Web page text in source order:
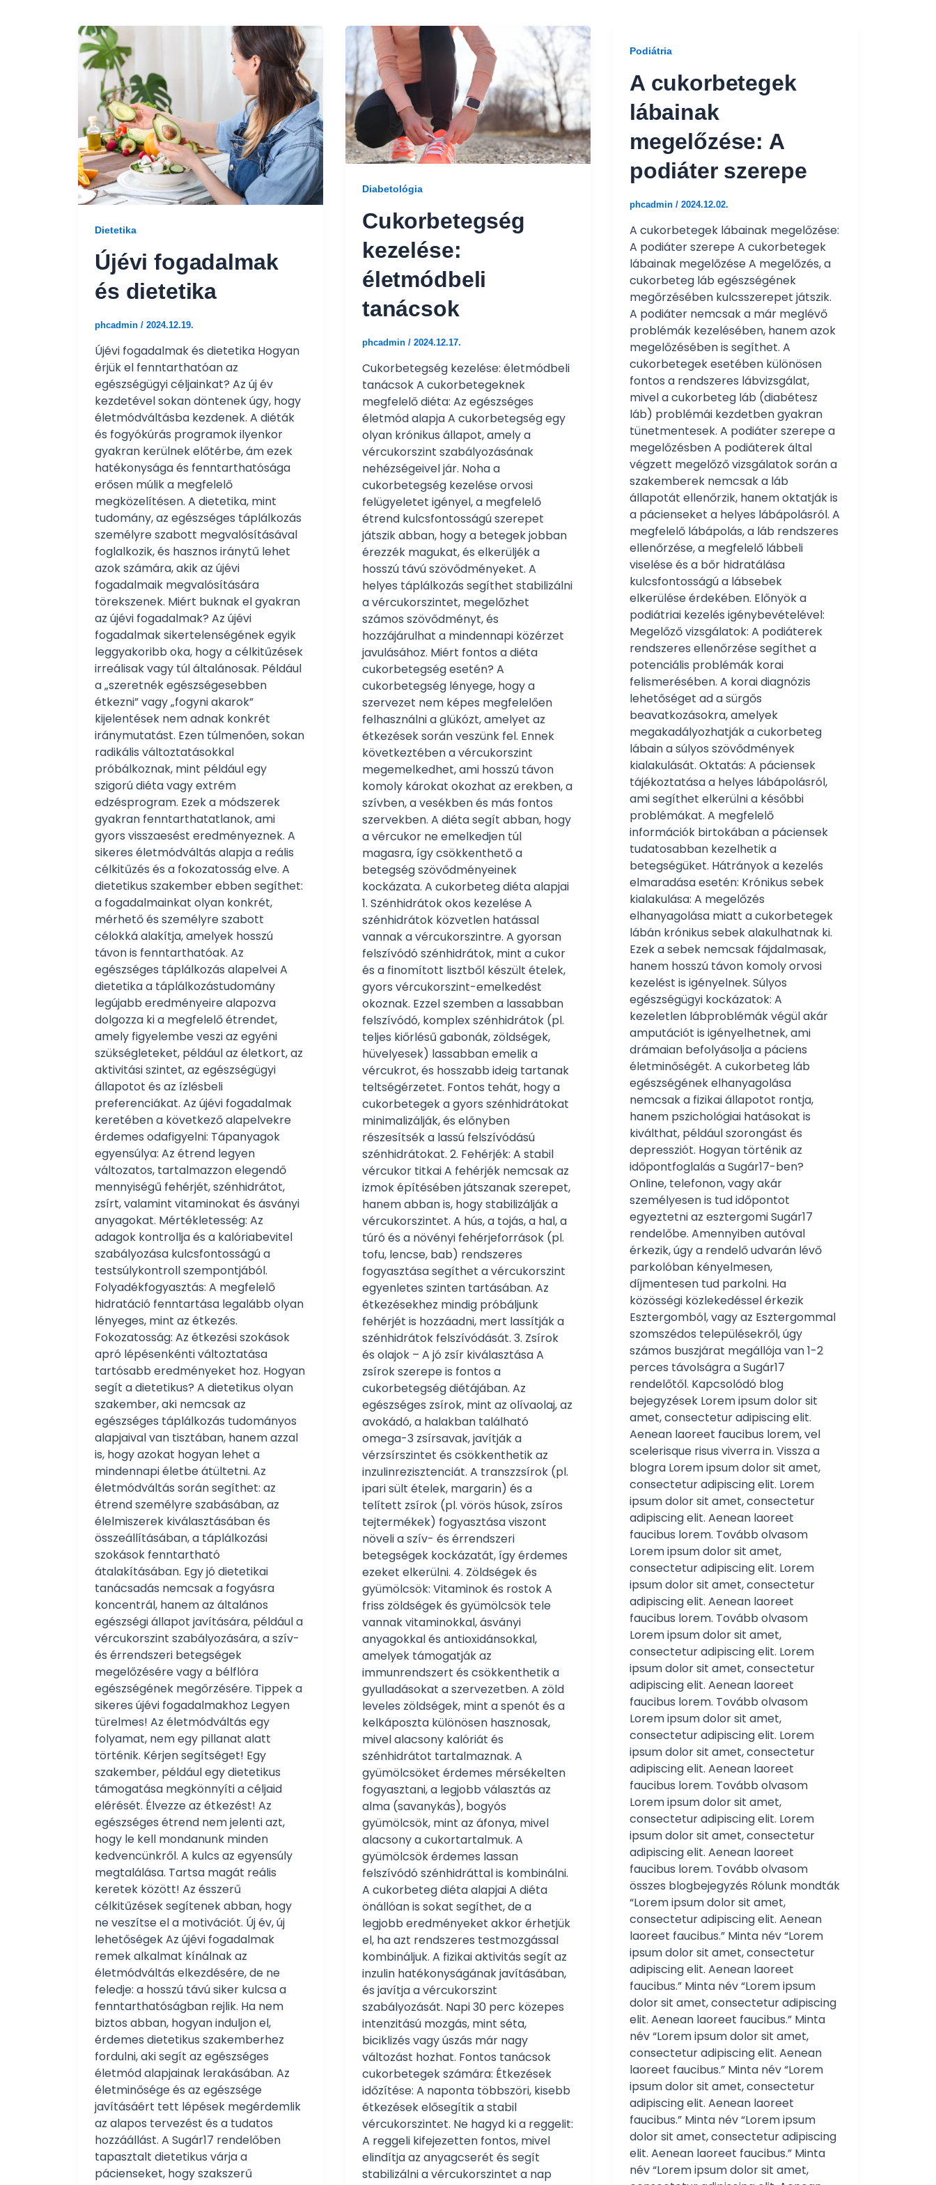
Dietetika
Újévi fogadalmak
és dietetika
phcadmin / 2024.12.19.
Újévi fogadalmak és dietetika Hogyan
érjük el fenntarthatóan az
egészségügyi céljainkat? Az új év
kezdetével sokan döntenek úgy, hogy
életmódváltásba kezdenek. A diéták
és fogyókúrás programok ilyenkor
gyakran kerülnek előtérbe, ám ezek
hatékonysága és fenntarthatósága
erősen múlik a megfelelő
megközelítésen. A dietetika, mint
tudomány, az egészséges táplálkozás
személyre szabott megvalósításával
foglalkozik, és hasznos iránytű lehet
azok számára, akik az újévi
fogadalmaik megvalósítására
törekszenek. Miért buknak el gyakran
az újévi fogadalmak? Az újévi
fogadalmak sikertelenségének egyik
leggyakoribb oka, hogy a célkitűzések
irreálisak vagy túl általánosak. Például
a „szeretnék egészségesebben
étkezni” vagy „fogyni akarok”
kijelentések nem adnak konkrét
iránymutatást. Ezen túlmenően, sokan
radikális változtatásokkal
próbálkoznak, mint például egy
szigorú diéta vagy extrém
edzésprogram. Ezek a módszerek
gyakran fenntarthatatlanok, ami
gyors visszaesést eredményeznek. A
sikeres életmódváltás alapja a reális
célkitűzés és a fokozatosság elve. A
dietetikus szakember ebben segíthet:
a fogadalmainkat olyan konkrét,
mérhető és személyre szabott
célokká alakítja, amelyek hosszú
távon is fenntarthatóak. Az
egészséges táplálkozás alapelvei A
dietetika a táplálkozástudomány
legújabb eredményeire alapozva
dolgozza ki a megfelelő étrendet,
amely figyelembe veszi az egyéni
szükségleteket, például az életkort, az
aktivitási szintet, az egészségügyi
állapotot és az ízlésbeli
preferenciákat. Az újévi fogadalmak
keretében a következő alapelvekre
érdemes odafigyelni: Tápanyagok
egyensúlya: Az étrend legyen
változatos, tartalmazzon elegendő
mennyiségű fehérjét, szénhidrátot,
zsírt, valamint vitaminokat és ásványi
anyagokat. Mértékletesség: Az
adagok kontrollja és a kalóriabevitel
szabályozása kulcsfontosságú a
testsúlykontroll szempontjából.
Folyadékfogyasztás: A megfelelő
hidratáció fenntartása legalább olyan
lényeges, mint az étkezés.
Fokozatosság: Az étkezési szokások
apró lépésenkénti változtatása
tartósabb eredményeket hoz. Hogyan
segít a dietetikus? A dietetikus olyan
szakember, aki nemcsak az
egészséges táplálkozás tudományos
alapjaival van tisztában, hanem azzal
is, hogy azokat hogyan lehet a
mindennapi életbe átültetni. Az
életmódváltás során segíthet: az
étrend személyre szabásában, az
élelmiszerek kiválasztásában és
összeállításában, a táplálkozási
szokások fenntartható
átalakításában. Egy jó dietetikai
tanácsadás nemcsak a fogyásra
koncentrál, hanem az általános
egészségi állapot javítására, például a
vércukorszint szabályozására, a szív-
és érrendszeri betegségek
megelőzésére vagy a bélflóra
egészségének megőrzésére. Tippek a
sikeres újévi fogadalmakhoz Legyen
türelmes! Az életmódváltás egy
folyamat, nem egy pillanat alatt
történik. Kérjen segítséget! Egy
szakember, például egy dietetikus
támogatása megkönnyíti a céljaid
elérését. Élvezze az étkezést! Az
egészséges étrend nem jelenti azt,
hogy le kell mondanunk minden
kedvencünkről. A kulcs az egyensúly
megtalálása. Tartsa magát reális
keretek között! Az ésszerű
célkitűzések segítenek abban, hogy
ne veszítse el a motivációt. Új év, új
lehetőségek Az újévi fogadalmak
remek alkalmat kínálnak az
életmódváltás elkezdésére, de ne
feledje: a hosszú távú siker kulcsa a
fenntarthatóságban rejlik. Ha nem
biztos abban, hogyan induljon el,
érdemes dietetikus szakemberhez
fordulni, aki segít az egészséges
életmód alapjainak lerakásában. Az
életminősége és az egészsége
javításáért tett lépések megérdemlik
az alapos tervezést és a tudatos
hozzáállást. A Sugár17 rendelőben
tapasztalt dietetikus várja a
pácienseket, hogy szakszerű
Diabetológia
Cukorbetegség
kezelése:
életmódbeli
tanácsok
phcadmin / 2024.12.17.
Cukorbetegség kezelése: életmódbeli
tanácsok A cukorbetegeknek
megfelelő diéta: Az egészséges
életmód alapja A cukorbetegség egy
olyan krónikus állapot, amely a
vércukorszint szabályozásának
nehézségeivel jár. Noha a
cukorbetegség kezelése orvosi
felügyeletet igényel, a megfelelő
étrend kulcsfontosságú szerepet
játszik abban, hogy a betegek jobban
érezzék magukat, és elkerüljék a
hosszú távú szövődményeket. A
helyes táplálkozás segíthet stabilizálni
a vércukorszintet, megelőzhet
számos szövődményt, és
hozzájárulhat a mindennapi közérzet
javulásához. Miért fontos a diéta
cukorbetegség esetén? A
cukorbetegség lényege, hogy a
szervezet nem képes megfelelően
felhasználni a glükózt, amelyet az
étkezések során veszünk fel. Ennek
következtében a vércukorszint
megemelkedhet, ami hosszú távon
komoly károkat okozhat az erekben, a
szívben, a vesékben és más fontos
szervekben. A diéta segít abban, hogy
a vércukor ne emelkedjen túl
magasra, így csökkenthető a
betegség szövődményeinek
kockázata. A cukorbeteg diéta alapjai
1. Szénhidrátok okos kezelése A
szénhidrátok közvetlen hatással
vannak a vércukorszintre. A gyorsan
felszívódó szénhidrátok, mint a cukor
és a finomított lisztből készült ételek,
gyors vércukorszint-emelkedést
okoznak. Ezzel szemben a lassabban
felszívódó, komplex szénhidrátok (pl.
teljes kiőrlésű gabonák, zöldségek,
hüvelyesek) lassabban emelik a
vércukrot, és hosszabb ideig tartanak
teltségérzetet. Fontos tehát, hogy a
cukorbetegek a gyors szénhidrátokat
minimalizálják, és előnyben
részesítsék a lassú felszívódású
szénhidrátokat. 2. Fehérjék: A stabil
vércukor titkai A fehérjék nemcsak az
izmok építésében játszanak szerepet,
hanem abban is, hogy stabilizálják a
vércukorszintet. A hús, a tojás, a hal, a
túró és a növényi fehérjeforrások (pl.
tofu, lencse, bab) rendszeres
fogyasztása segíthet a vércukorszint
egyenletes szinten tartásában. Az
étkezésekhez mindig próbáljunk
fehérjét is hozzáadni, mert lassítják a
szénhidrátok felszívódását. 3. Zsírok
és olajok – A jó zsír kiválasztása A
zsírok szerepe is fontos a
cukorbetegség diétájában. Az
egészséges zsírok, mint az olívaolaj, az
avokádó, a halakban található
omega-3 zsírsavak, javítják a
vérzsírszintet és csökkenthetik az
inzulinrezisztenciát. A transzzsírok (pl.
ipari sült ételek, margarin) és a
telített zsírok (pl. vörös húsok, zsíros
tejtermékek) fogyasztása viszont
növeli a szív- és érrendszeri
betegségek kockázatát, így érdemes
ezeket elkerülni. 4. Zöldségek és
gyümölcsök: Vitaminok és rostok A
friss zöldségek és gyümölcsök tele
vannak vitaminokkal, ásványi
anyagokkal és antioxidánsokkal,
amelyek támogatják az
immunrendszert és csökkenthetik a
gyulladásokat a szervezetben. A zöld
leveles zöldségek, mint a spenót és a
kelkáposzta különösen hasznosak,
mivel alacsony kalóriát és
szénhidrátot tartalmaznak. A
gyümölcsöket érdemes mérsékelten
fogyasztani, a legjobb választás az
alma (savanykás), bogyós
gyümölcsök, mint az áfonya, mivel
alacsony a cukortartalmuk. A
gyümölcsök érdemes lassan
felszívódó szénhidráttal is kombinálni.
A cukorbeteg diéta alapjai A diéta
önállóan is sokat segíthet, de a
legjobb eredményeket akkor érhetjük
el, ha azt rendszeres testmozgással
kombináljuk. A fizikai aktivitás segít az
inzulin hatékonyságának javításában,
és javítja a vércukorszint
szabályozását. Napi 30 perc közepes
intenzitású mozgás, mint séta,
biciklizés vagy úszás már nagy
változást hozhat. Fontos tanácsok
cukorbetegek számára: Étkezések
időzítése: A naponta többszöri, kisebb
étkezések elősegítik a stabil
vércukorszintet. Ne hagyd ki a reggelit:
A reggeli kifejezetten fontos, mivel
elindítja az anyagcserét és segít
stabilizálni a vércukorszintet a nap
Podiátria
A cukorbetegek
lábainak
megelőzése: A
podiáter szerepe
phcadmin / 2024.12.02.
A cukorbetegek lábainak megelőzése:
A podiáter szerepe A cukorbetegek
lábainak megelőzése A megelőzés, a
cukorbeteg láb egészségének
megőrzésében kulcsszerepet játszik.
A podiáter nemcsak a már meglévő
problémák kezelésében, hanem azok
megelőzésében is segíthet. A
cukorbetegek esetében különösen
fontos a rendszeres lábvizsgálat,
mivel a cukorbeteg láb (diabétesz
láb) problémái kezdetben gyakran
tünetmentesek. A podiáter szerepe a
megelőzésben A podiáterek által
végzett megelőző vizsgálatok során a
szakemberek nemcsak a láb
állapotát ellenőrzik, hanem oktatják is
a pácienseket a helyes lábápolásról. A
megfelelő lábápolás, a láb rendszeres
ellenőrzése, a megfelelő lábbeli
viselése és a bőr hidratálása
kulcsfontosságú a lábsebek
elkerülése érdekében. Előnyök a
podiátriai kezelés igénybevételével:
Megelőző vizsgálatok: A podiáterek
rendszeres ellenőrzése segíthet a
potenciális problémák korai
felismerésében. A korai diagnózis
lehetőséget ad a sürgős
beavatkozásokra, amelyek
megakadályozhatják a cukorbeteg
lábain a súlyos szövődmények
kialakulását. Oktatás: A páciensek
tájékoztatása a helyes lábápolásról,
ami segíthet elkerülni a későbbi
problémákat. A megfelelő
információk birtokában a páciensek
tudatosabban kezelhetik a
betegségüket. Hátrányok a kezelés
elmaradása esetén: Krónikus sebek
kialakulása: A megelőzés
elhanyagolása miatt a cukorbetegek
lábán krónikus sebek alakulhatnak ki.
Ezek a sebek nemcsak fájdalmasak,
hanem hosszú távon komoly orvosi
kezelést is igényelnek. Súlyos
egészségügyi kockázatok: A
kezeletlen lábproblémák végül akár
amputációt is igényelhetnek, ami
drámaian befolyásolja a páciens
életminőségét. A cukorbeteg láb
egészségének elhanyagolása
nemcsak a fizikai állapotot rontja,
hanem pszichológiai hatásokat is
kiválthat, például szorongást és
depressziót. Hogyan történik az
időpontfoglalás a Sugár17-ben?
Online, telefonon, vagy akár
személyesen is tud időpontot
egyeztetni az esztergomi Sugár17
rendelőbe. Amennyiben autóval
érkezik, úgy a rendelő udvarán lévő
parkolóban kényelmesen,
díjmentesen tud parkolni. Ha
közösségi közlekedéssel érkezik
Esztergomból, vagy az Esztergommal
szomszédos településekről, úgy
számos buszjárat megállója van 1-2
perces távolságra a Sugár17
rendelőtől. Kapcsolódó blog
bejegyzések Lorem ipsum dolor sit
amet, consectetur adipiscing elit.
Aenean laoreet faucibus lorem, vel
scelerisque risus viverra in. Vissza a
blogra Lorem ipsum dolor sit amet,
consectetur adipiscing elit. Lorem
ipsum dolor sit amet, consectetur
adipiscing elit. Aenean laoreet
faucibus lorem. Tovább olvasom
Lorem ipsum dolor sit amet,
consectetur adipiscing elit. Lorem
ipsum dolor sit amet, consectetur
adipiscing elit. Aenean laoreet
faucibus lorem. Tovább olvasom
Lorem ipsum dolor sit amet,
consectetur adipiscing elit. Lorem
ipsum dolor sit amet, consectetur
adipiscing elit. Aenean laoreet
faucibus lorem. Tovább olvasom
Lorem ipsum dolor sit amet,
consectetur adipiscing elit. Lorem
ipsum dolor sit amet, consectetur
adipiscing elit. Aenean laoreet
faucibus lorem. Tovább olvasom
Lorem ipsum dolor sit amet,
consectetur adipiscing elit. Lorem
ipsum dolor sit amet, consectetur
adipiscing elit. Aenean laoreet
faucibus lorem. Tovább olvasom
összes blogbejegyzés Rólunk mondták
“Lorem ipsum dolor sit amet,
consectetur adipiscing elit. Aenean
laoreet faucibus.” Minta név “Lorem
ipsum dolor sit amet, consectetur
adipiscing elit. Aenean laoreet
faucibus.” Minta név “Lorem ipsum
dolor sit amet, consectetur adipiscing
elit. Aenean laoreet faucibus.” Minta
név “Lorem ipsum dolor sit amet,
consectetur adipiscing elit. Aenean
laoreet faucibus.” Minta név “Lorem
ipsum dolor sit amet, consectetur
adipiscing elit. Aenean laoreet
faucibus.” Minta név “Lorem ipsum
dolor sit amet, consectetur adipiscing
elit. Aenean laoreet faucibus.” Minta
név “Lorem ipsum dolor sit amet,